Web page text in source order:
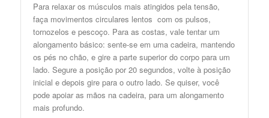
Para relaxar os músculos mais atingidos pela tensão,
faça movimentos circulares lentos com os pulsos,
tornozelos e pescoço. Para as costas, vale tentar um
alongamento básico: sente-se em uma cadeira, mantendo
os pés no chão, e gire a parte superior do corpo para um
lado. Segure a posição por 20 segundos, volte à posição
inicial e depois gire para o outro lado. Se quiser, você
pode apoiar as mãos na cadeira, para um alongamento
mais profundo.